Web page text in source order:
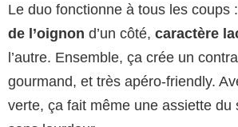
Le duo fonctionne à tous les coups :
de l’oignon d’un côté, caractère
l’autre. Ensemble, ça crée un
gourmand, et très apéro-friendly.
verte, ça fait même une assiette du